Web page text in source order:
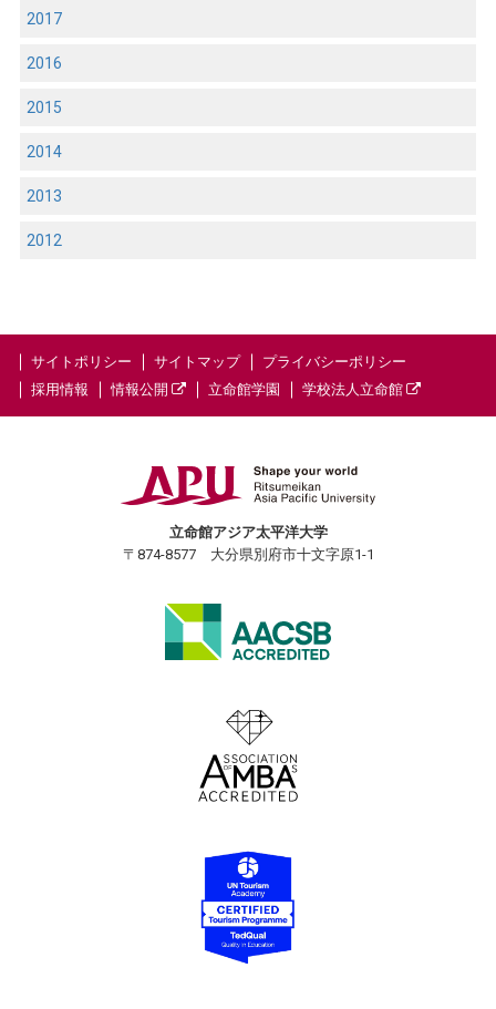
2017
2016
2015
2014
2013
2012
サイトポリシー サイトマップ
プライバシーポリシー
採用情報
情報公開 立命館学園 学校法人立命館
立命館アジア太平洋大学
〒874-8577 大分県別府市十文字原1-1